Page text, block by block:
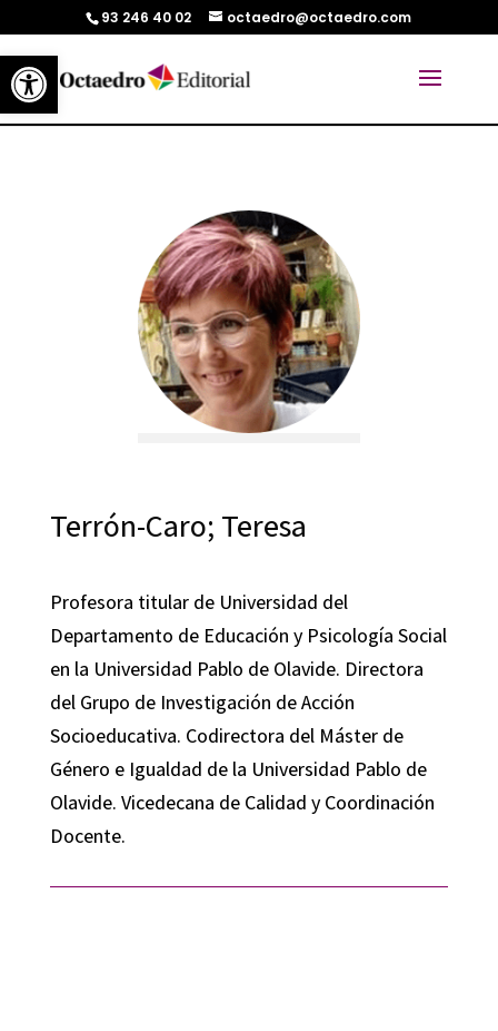
Abrir barra de herramientas
93 246 40 02 octaedro@octaedro.com
Terrón-Caro; Teresa
Profesora titular de Universidad del
Departamento de Educación y Psicología Social
en la Universidad Pablo de Olavide. Directora
del Grupo de Investigación de Acción
Socioeducativa. Codirectora del Máster de
Género e Igualdad de la Universidad Pablo de
Olavide. Vicedecana de Calidad y Coordinación
Docente.